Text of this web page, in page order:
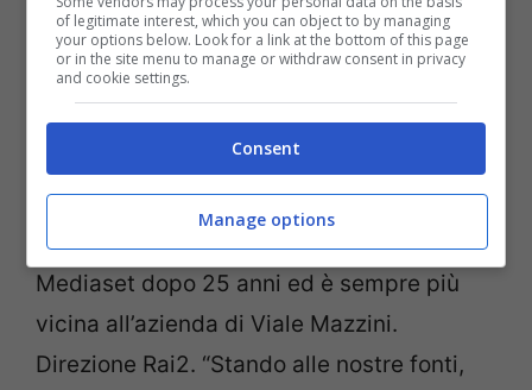
sbarcare inRai con un nuovo programma
in onda su Rai Due. “Lo scorso 9 marzo
Dagospia anticipava l’esistenza di una
trattativa segreta tra la Rai e Beppe
Caschetto, potente manager diAlessia
Marcuzzi. La conduttrice ha lasciato
Mediaset dopo 25 anni ed è sempre più
vicina all’azienda di Viale Mazzini.
Direzione Rai2. “Stando alle nostre fonti,
of legitimate interest, which you can object to by managing
your options below. Look for a link at the bottom of this page
or in the site menu to manage or withdraw consent in privacy
and cookie settings.
Consent
Manage options